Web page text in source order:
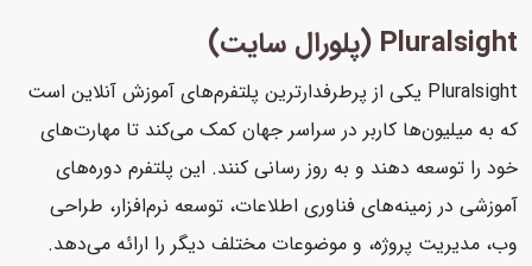
Pluralsight (پلورال سایت)
Pluralsight یکی از پرطرفدارترین پلتفرم‌های آموزش آنلاین است
که به میلیون‌ها کاربر در سراسر جهان کمک می‌کند تا مهارت‌های
خود را توسعه دهند و به روز رسانی کنند. این پلتفرم دوره‌های
آموزشی در زمینه‌های فناوری اطلاعات، توسعه نرم‌افزار، طراحی
وب، مدیریت پروژه، و موضوعات مختلف دیگر را ارائه می‌دهد.